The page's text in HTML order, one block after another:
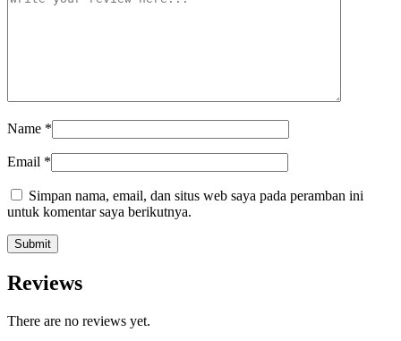
Name *
Email *
Simpan nama, email, dan situs web saya pada peramban ini
untuk komentar saya berikutnya.
Reviews
There are no reviews yet.